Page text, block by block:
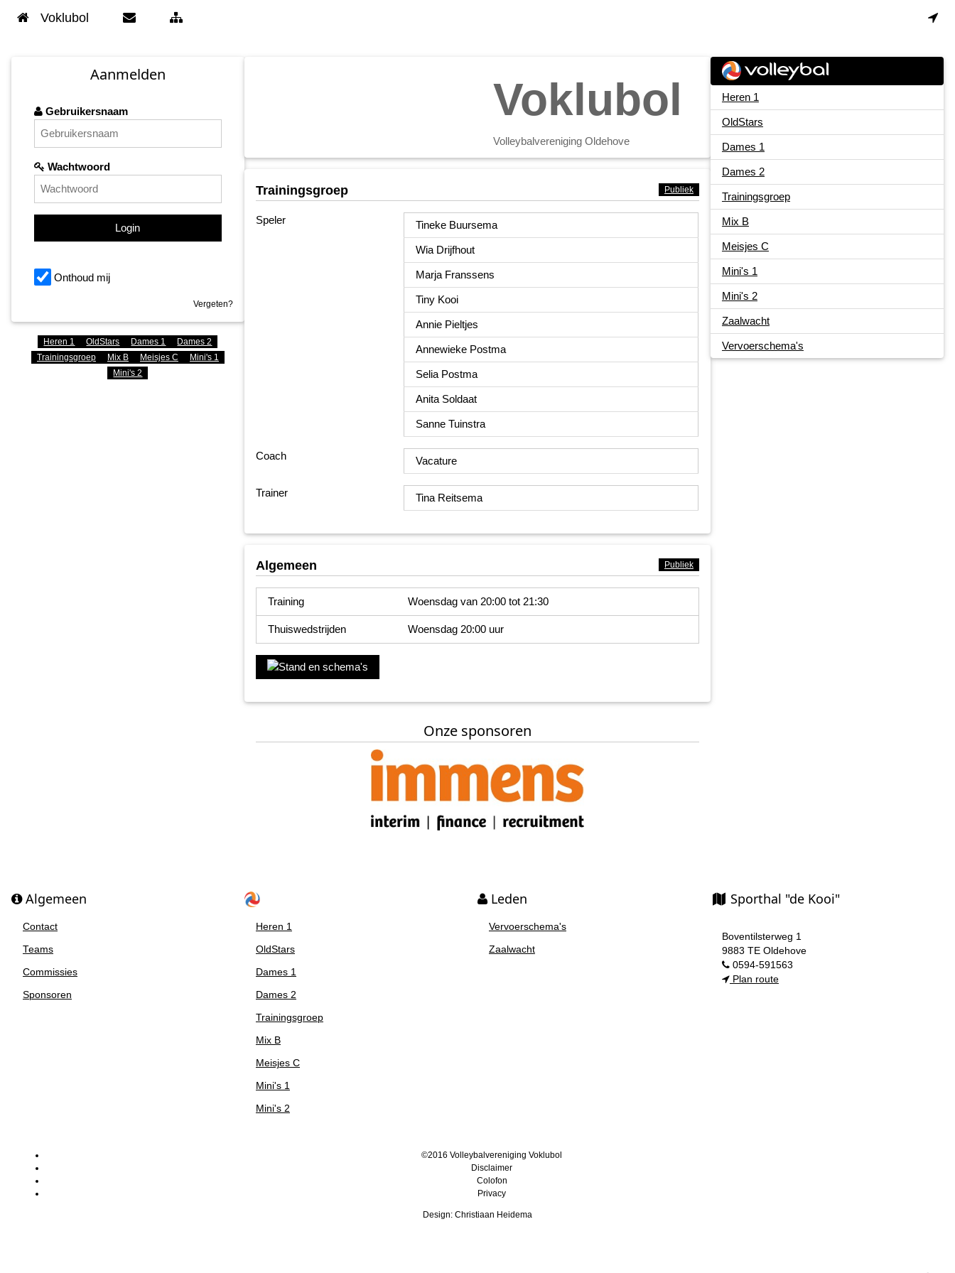
Voklubol
Aanmelden
Gebruikersnaam
Wachtwoord
Login
Onthoud mij
Vergeten?
Heren 1 OldStars Dames 1
Dames 2
Trainingsgroep
Mix B Meisjes C
Mini's 1
Mini's 2
Voklubol
Volleybalvereniging Oldehove
Publiek
Trainingsgroep
Speler Tineke Buursema
Wia Drijfhout
Marja Franssens
Tiny Kooi
Annie Pieltjes
Annewieke Postma
Selia Postma
Anita Soldaat
Sanne Tuinstra
Coach Vacature
Trainer Tina Reitsema
Publiek
Algemeen
Training Woensdag van 20:00 tot 21:30
Thuiswedstrijden Woensdag 20:00 uur
Onze sponsoren
Heren 1
OldStars
Dames 1
Dames 2
Trainingsgroep
Mix B
Meisjes C
Mini's 1
Mini's 2
Zaalwacht
Vervoerschema's
Algemeen
Contact
Teams
Commissies
Sponsoren
Heren 1
OldStars
Dames 1
Dames 2
Trainingsgroep
Mix B
Meisjes C
Mini's 1
Mini's 2
Leden
Vervoerschema's
Zaalwacht
Sporthal "de Kooi"
Boventilsterweg 1
9883 TE Oldehove
0594-591563
Plan route
©2016 Volleybalvereniging Voklubol
Disclaimer
Colofon
Privacy
Design: Christiaan Heidema